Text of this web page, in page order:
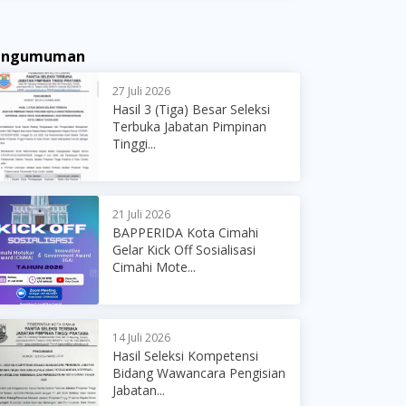
27 Juli 2026
Hasil 3 (Tiga) Besar Seleksi
Terbuka Jabatan Pimpinan
Tinggi...
21 Juli 2026
BAPPERIDA Kota Cimahi
Gelar Kick Off Sosialisasi
Cimahi Mote...
14 Juli 2026
Hasil Seleksi Kompetensi
Bidang Wawancara Pengisian
Jabatan...